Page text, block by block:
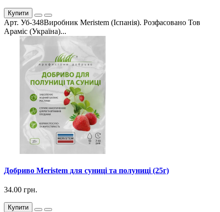
Купити
Арт. Уб-348Виробник Meristem (Іспанія). Розфасовано Тов
Араміс (Україна)...
Добриво Meristem для суниці та полуниці (25г)
34.00 грн.
Купити